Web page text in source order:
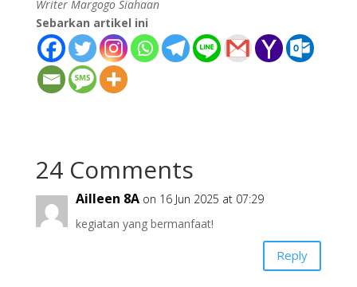
Writer Margogo Siahaan
Sebarkan artikel ini
24 Comments
Ailleen 8A on 16 Jun 2025 at 07:29
kegiatan yang bermanfaat!
Reply